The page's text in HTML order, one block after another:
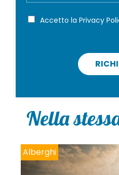
iP
r
l
c
y
Accetto laPrivacy
Nella
Alberghi